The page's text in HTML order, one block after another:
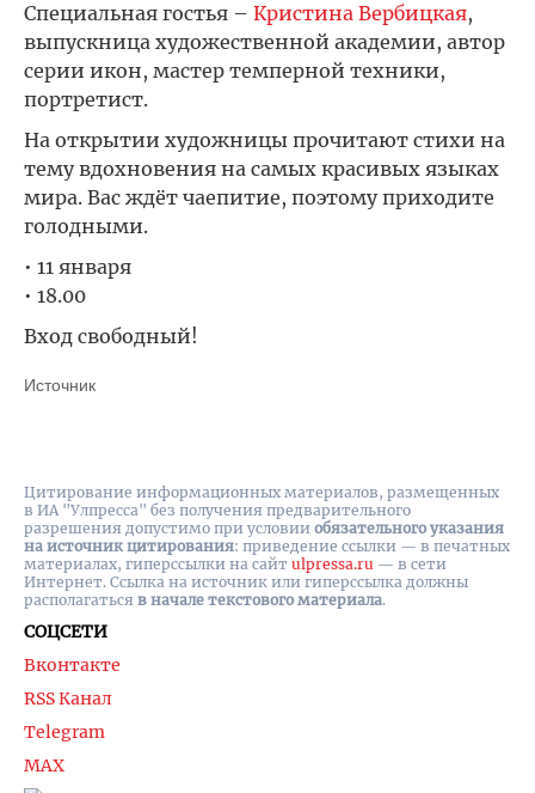
Специальная гостья – Кристина Вербицкая,
выпускница художественной академии, автор
серии икон, мастер темперной техники,
портретист.
На открытии художницы прочитают стихи на
тему вдохновения на самых красивых языках
мира. Вас ждёт чаепитие, поэтому приходите
голодными.
• 11 января
• 18.00
Вход свободный!
Источник
СОЦСЕТИ
Вконтакте
RSS Канал
Telegram
MAX
Цитирование информационных материалов, размещенных
в ИА "Улпресса" без получения предварительного
разрешения допустимо при условии обязательного указания
на источник цитирования: приведение ссылки — в печатных
материалах, гиперссылки на cайт ulpressa.ru — в сети
Интернет. Ссылка на источник или гиперссылка должны
располагаться в начале текстового материала.